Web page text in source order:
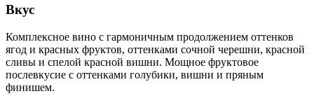
Вкус
Комплексное вино с гармоничным продолжением оттенков
ягод и красных фруктов, оттенками сочной черешни, красной
сливы и спелой красной вишни. Мощное фруктовое
послевкусие с оттенками голубики, вишни и пряным
финишем.